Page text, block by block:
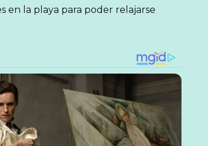
en la playa para poder relajarse